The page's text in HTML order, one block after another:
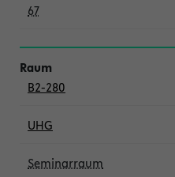
67
B2-280
UHG
Seminarraum